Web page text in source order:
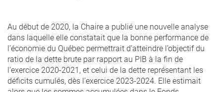
Au début de 2020, la Chaire a publié une nouvelle analyse
dans laquelle elle constatait que la bonne performance de
l’économie du Québec permettrait d’atteindre l’objectif du
ratio de la dette brute par rapport au PIB à la fin de
l’exercice 2020-2021, et celui de la dette représentant les
déficits cumulés, dès l’exercice 2023-2024. Elle estimait